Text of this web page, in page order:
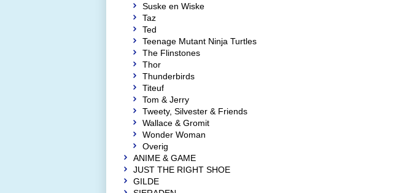
Suske en Wiske
Taz
Ted
Teenage Mutant Ninja Turtles
The Flinstones
Thor
Thunderbirds
Titeuf
Tom & Jerry
Tweety, Silvester & Friends
Wallace & Gromit
Wonder Woman
Overig
ANIME & GAME
JUST THE RIGHT SHOE
GILDE